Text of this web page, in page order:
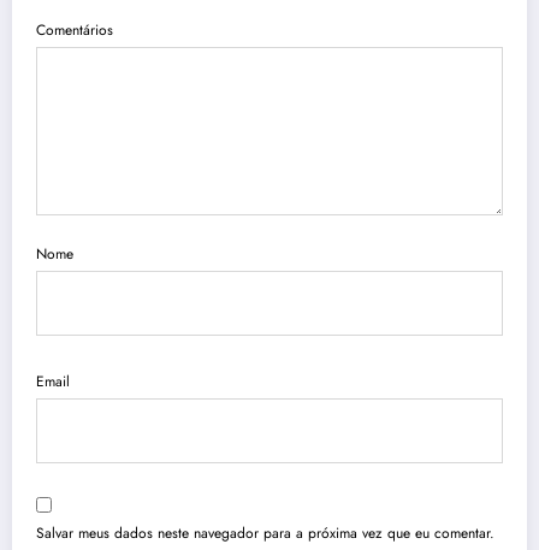
Comentários
Nome
Email
Salvar meus dados neste navegador para a próxima vez que eu comentar.